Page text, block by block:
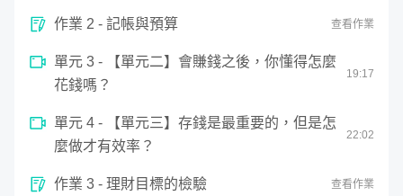
作業 2 - 記帳與預算 查看作業
單元 3 - 【單元二】會賺錢之後，你懂得怎麼
花錢嗎？
19:17
單元 4 - 【單元三】存錢是最重要的，但是怎
麼做才有效率？
22:02
作業 3 - 理財目標的檢驗 查看作業